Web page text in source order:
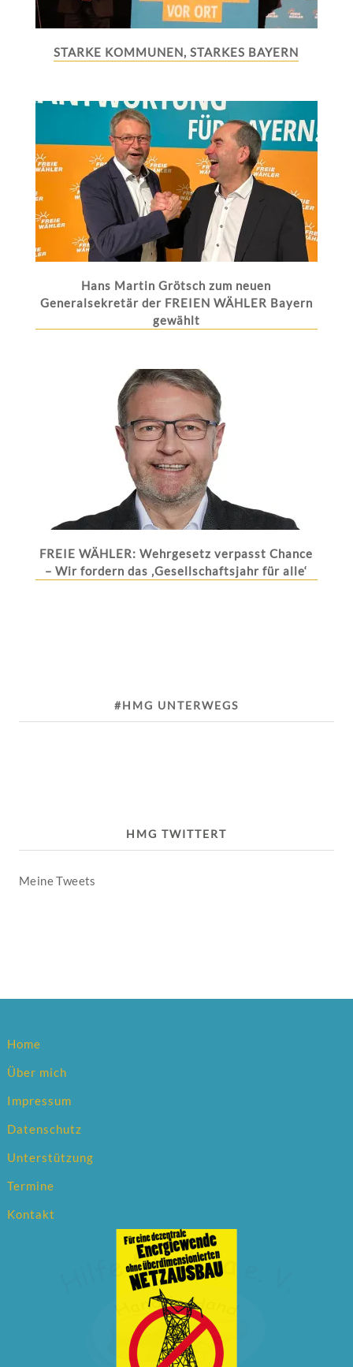
STARKE KOMMUNEN, STARKES BAYERN
Hans Martin Grötsch zum neuen
Generalsekretär der FREIEN WÄHLER Bayern
gewählt
FREIE WÄHLER: Wehrgesetz verpasst Chance
– Wir fordern das ‚Gesellschaftsjahr für alle‘
#HMG UNTERWEGS
HMG TWITTERT
Meine Tweets
Home
Über mich
Impressum
Datenschutz
Unterstützung
Termine
Kontakt